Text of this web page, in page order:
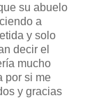
su abuelo
a
y solo
decir el
mucho
por si me
y gracias